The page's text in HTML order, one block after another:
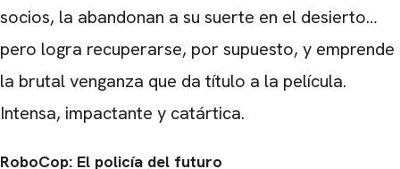
socios, la abandonan a su suerte en el desierto…
pero logra recuperarse, por supuesto, y emprende
la brutal venganza que da título a la película.
Intensa, impactante y catártica.
RoboCop: El policía del futuro